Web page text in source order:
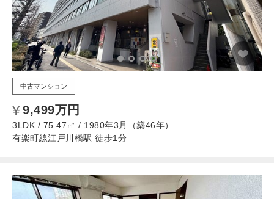
中古マンション
9,499万円
3LDK / 75.47㎡ / 1980年3月（築46年）
有楽町線江戸川橋駅 徒歩1分